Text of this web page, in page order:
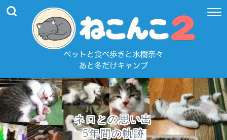
ネロとの思い出
5年間の軌跡